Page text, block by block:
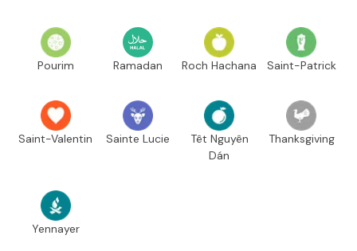
Pourim Ramadan Roch Hachana Saint-Patrick
Saint-Valentin Sainte Lucie
Têt Nguyên
Dán
Thanksgiving
Yennayer